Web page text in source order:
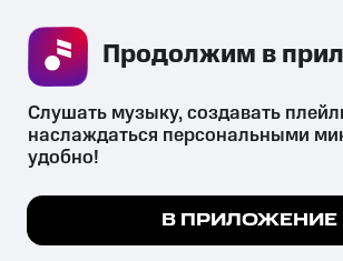
СКАЧАТЬ
психотропных веществ, их аналогов
их незаконный оборот запрещён и влечёт
законодательством ответственность.
Мы используем куки, чтобы на
Подробнее
Слушать музыку, создавать
наслаждаться персональными
удобно!
В ПРИЛОЖЕНИЕ